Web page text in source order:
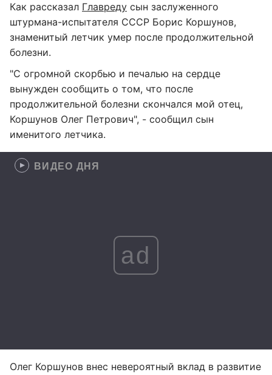
Как рассказал Главреду сын заслуженного
штурмана-испытателя СССР Борис Коршунов,
знаменитый летчик умер после продолжительной
болезни.
"С огромной скорбью и печалью на сердце
вынужден сообщить о том, что после
продолжительной болезни скончался мой отец,
Коршунов Олег Петрович", - сообщил сын
именитого летчика.
ВИДЕО ДНЯ
ad
Олег Коршунов внес невероятный вклад в развитие